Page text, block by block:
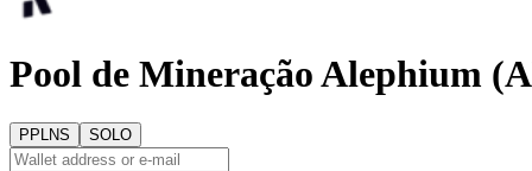
Pool de Mineração Alephium
PPLNS SOLO